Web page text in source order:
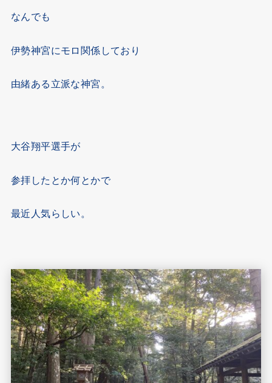
なんでも
伊勢神宮にモロ関係しており
由緒ある立派な神宮。
大谷翔平選手が
参拝したとか何とかで
最近人気らしい。